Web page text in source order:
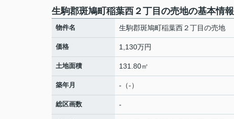
生駒郡斑鳩町稲葉西２丁目の売地の基本情報
物件名 生駒郡斑鳩町稲葉西２丁目の売地
価格 1,130万円
土地面積 131.80㎡
築年月 -（-）
総区画数 -